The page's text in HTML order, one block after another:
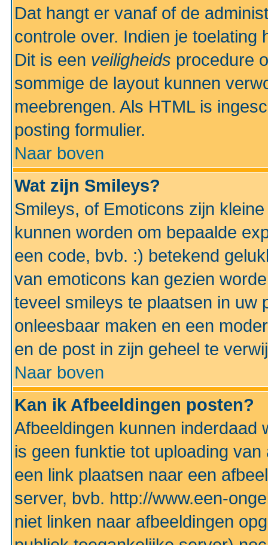
Dat hangt er vanaf of de
controle over. Indien je
Dit is een veiligheids procedure
sommige de layout kunnen
meebrengen. Als HTML is
posting formulier.
Naar boven
Wat zijn Smileys?
Smileys, of Emoticons zijn
kunnen worden om bepaalde
een code, bvb. :) betekend
van emoticons kan gezien
teveel smileys te plaatsen in uw
onleesbaar maken en een
en de post in zijn geheel te
Naar boven
Kan ik Afbeeldingen posten?
Afbeeldingen kunnen inderdaad
is geen funktie tot uploading
een link plaatsen naar een
server, bvb. http://www.een-
niet linken naar afbeeldingen